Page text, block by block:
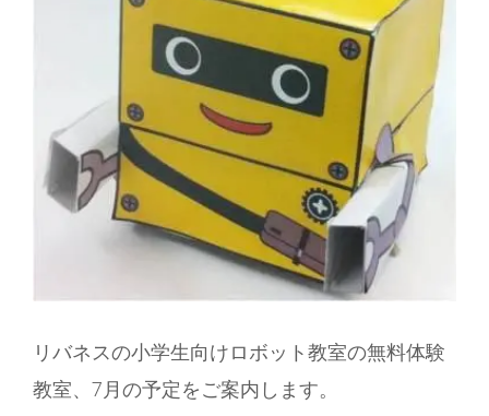
リバネスの小学生向けロボット教室の無料体験
教室、7月の予定をご案内します。